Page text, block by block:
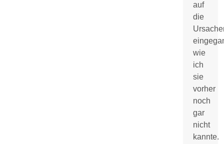
auf
die
wie
ich
sie
vorher
noch
gar
nicht
kannte.